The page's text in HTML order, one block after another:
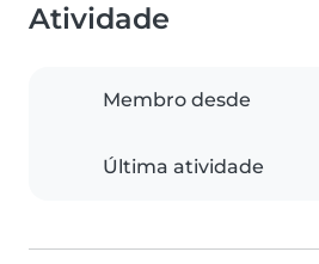
Atividade
Membro desde
Última atividade